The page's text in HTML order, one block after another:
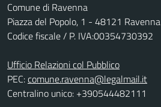
Comune di Ravenna
Piazza del Popolo, 1 - 48121 Ravenna
Codice fiscale / P. IVA:00354730392
Ufficio Relazioni col Pubblico
PEC:comune.ravenna@legalmail.it
Centralino unico: +390544482111